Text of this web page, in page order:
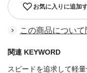
お気に入りに追加
この商品につい
関連 KEYWORD
スピードを追求して軽